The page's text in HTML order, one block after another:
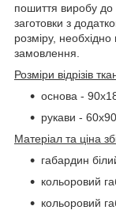
пошиття виробу до
заготовки з
розміру,
замовлення.
Розміри відрізів
основа -
рукави -
Матеріал та ціна
габардин
кольоровий
кольоровий